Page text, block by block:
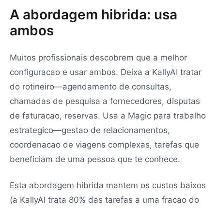
A abordagem hibrida: usa
ambos
Muitos profissionais descobrem que a melhor
configuracao e usar ambos. Deixa a KallyAI tratar
do rotineiro—agendamento de consultas,
chamadas de pesquisa a fornecedores, disputas
de faturacao, reservas. Usa a Magic para trabalho
estrategico—gestao de relacionamentos,
coordenacao de viagens complexas, tarefas que
beneficiam de uma pessoa que te conhece.
Esta abordagem hibrida mantem os custos baixos
(a KallyAI trata 80% das tarefas a uma fracao do